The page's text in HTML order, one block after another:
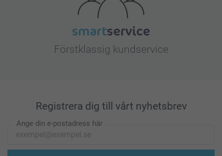
Förstklassig kundservice
Registrera dig till vårt nyhetsbrev
Ange din e-postadress här